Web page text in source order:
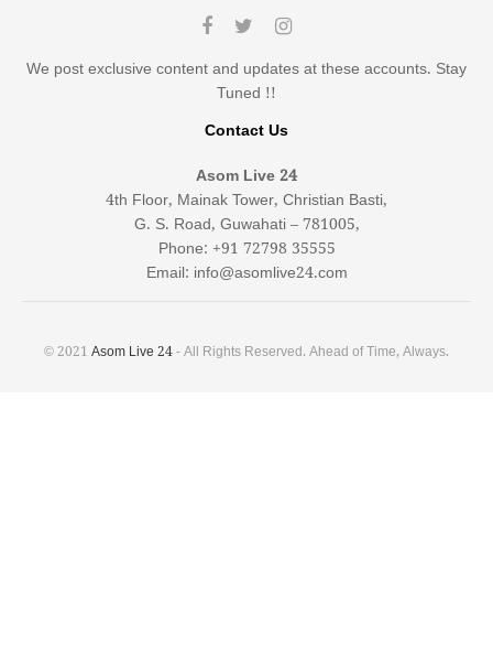
We post exclusive content and updates at these accounts. Stay
Tuned !!
Contact Us
Asom Live 24
4th Floor, Mainak Tower, Christian Basti,
G. S. Road, Guwahati – 781005,
Phone: +91 72798 35555
Email: info@asomlive24.com
© 2021 Asom Live 24- All Rights Reserved. Ahead of Time, Always.